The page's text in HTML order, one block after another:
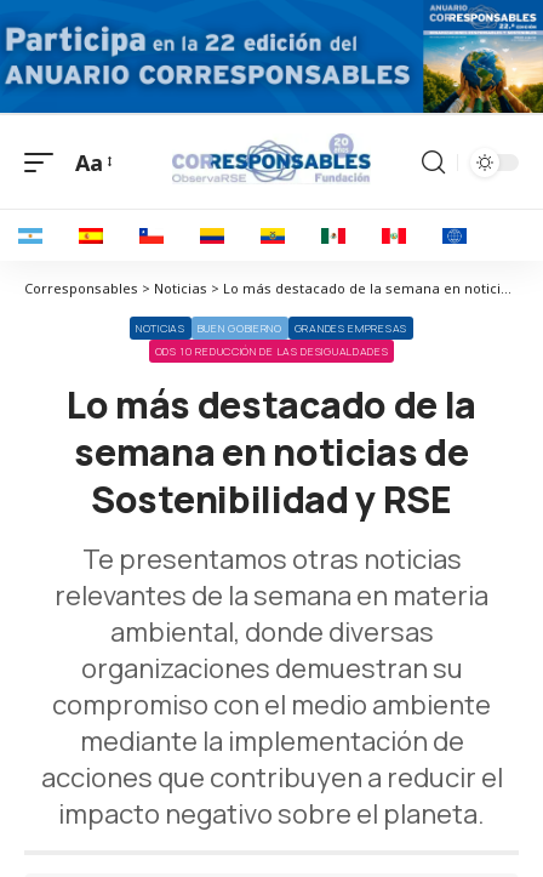
Aa
Corresponsables > Noticias > Lo más destacado de la semana en noticias de Sostenibilidad y RSE
NOTICIAS BUEN GOBIERNO
GRANDES EMPRESAS
ODS 10 REDUCCIÓN DE LAS DESIGUALDADES
Lo más destacado de la
semana en noticias de
Sostenibilidad y RSE
Te presentamos otras noticias
relevantes de la semana en materia
ambiental, donde diversas
organizaciones demuestran su
compromiso con el medio ambiente
mediante la implementación de
acciones que contribuyen a reducir el
impacto negativo sobre el planeta.